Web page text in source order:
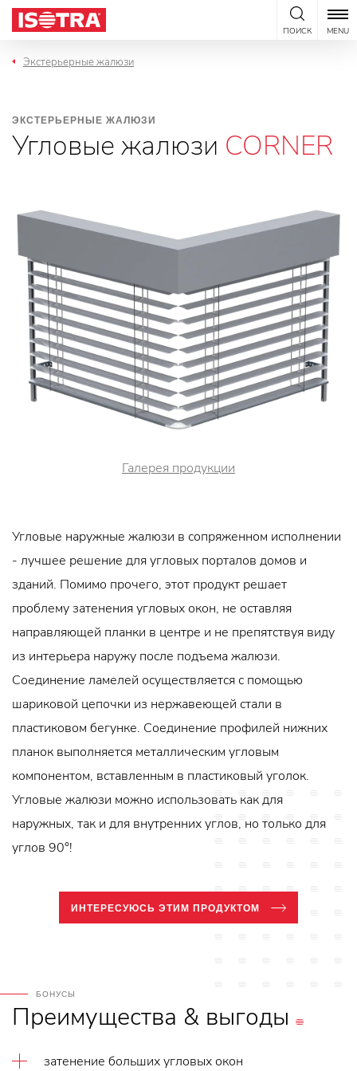
Перейти к содержанию
ПОИСК MENU
Экстерьерные жалюзи
ЭКСТЕРЬЕРНЫЕ ЖАЛЮЗИ
Угловые жалюзи CORNER
Галерея продукции
Угловые наружные жалюзи в сопряженном исполнении
- лучшее решение для угловых порталов домов и
зданий. Помимо прочего, этот продукт решает
проблему затенения угловых окон, не оставляя
направляющей планки в центре и не препятствуя виду
из интерьера наружу после подъема жалюзи.
Соединение ламелей осуществляется с помощью
шариковой цепочки из нержавеющей стали в
пластиковом бегунке. Соединение профилей нижних
планок выполняется металлическим угловым
компонентом, вставленным в пластиковый уголок.
Угловые жалюзи можно использовать как для
наружных, так и для внутренних углов, но только для
углов 90°!
ИНТЕРЕСУЮСЬ ЭТИМ ПРОДУКТОМ
БОНУСЫ
Преимущества & выгоды
затенение больших угловых окон